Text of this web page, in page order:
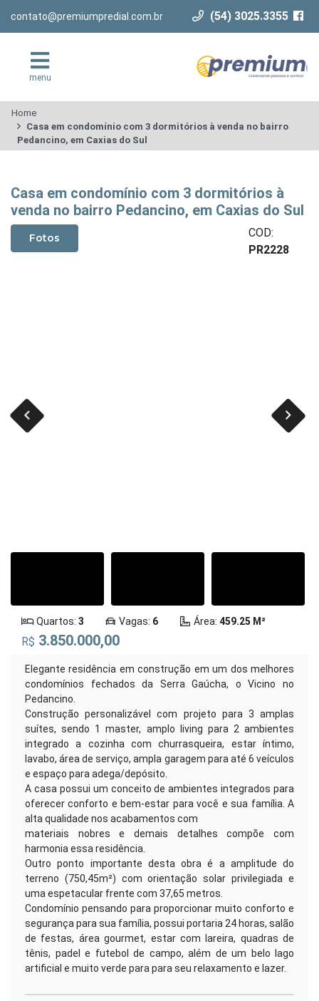
contato@premiumpredial.com.br (54) 3025.3355
menu
Home
Casa em condomínio com 3 dormitórios à venda no bairro
Pedancino, em Caxias do Sul
Casa em condomínio com 3 dormitórios à
venda no bairro Pedancino, em Caxias do Sul
Fotos
COD:
PR2228
Quartos: 3 Vagas: 6 Área: 459.25 M²
R$ 3.850.000,00
Elegante residência em construção em um dos melhores
condomínios fechados da Serra Gaúcha, o Vicino no
Pedancino.
Construção personalizável com projeto para 3 amplas
suítes, sendo 1 master, amplo living para 2 ambientes
integrado a cozinha com churrasqueira, estar íntimo,
lavabo, área de serviço, ampla garagem para até 6 veículos
e espaço para adega/depósito.
A casa possui um conceito de ambientes integrados para
oferecer conforto e bem-estar para você e sua família. A
alta qualidade nos acabamentos com
materiais nobres e demais detalhes compõe com
harmonia essa residência.
Outro ponto importante desta obra é a amplitude do
terreno (750,45m²) com orientação solar privilegiada e
uma espetacular frente com 37,65 metros.
Condomínio pensando para proporcionar muito conforto e
segurança para sua família, possui portaria 24 horas, salão
de festas, área gourmet, estar com lareira, quadras de
tênis, padel e futebol de campo, além de um belo lago
artificial e muito verde para para seu relaxamento e lazer.